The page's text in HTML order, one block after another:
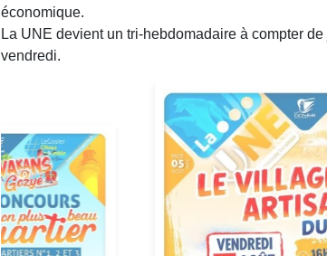
économique.
La UNE devient un tri-hebdomadaire à compter
vendredi.